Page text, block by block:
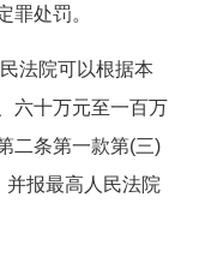
罪处罚。
法院可以根据本
六十万元至一百万
二条第一款第(三)
并报最高人民法院